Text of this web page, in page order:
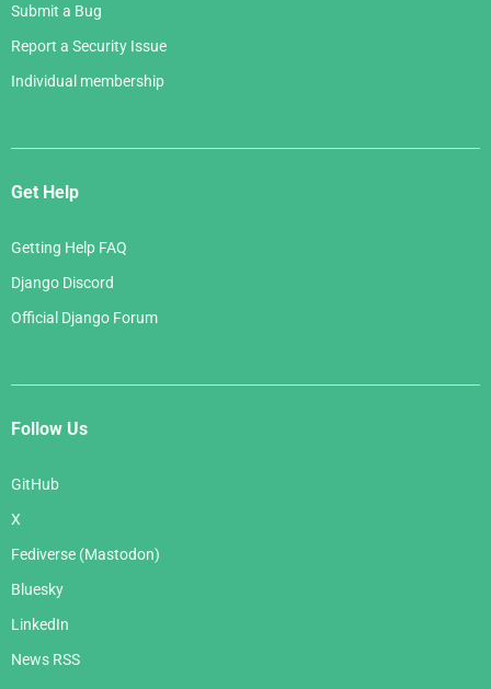
Submit a Bug
Report a Security Issue
Individual membership
Get Help
Getting Help FAQ
Django Discord
Official Django Forum
Follow Us
GitHub
X
Fediverse (Mastodon)
Bluesky
LinkedIn
News RSS